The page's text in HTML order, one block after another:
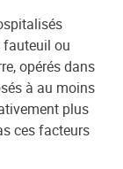
fauteuil ou
opérés dans
à au moins
plus
ces facteurs